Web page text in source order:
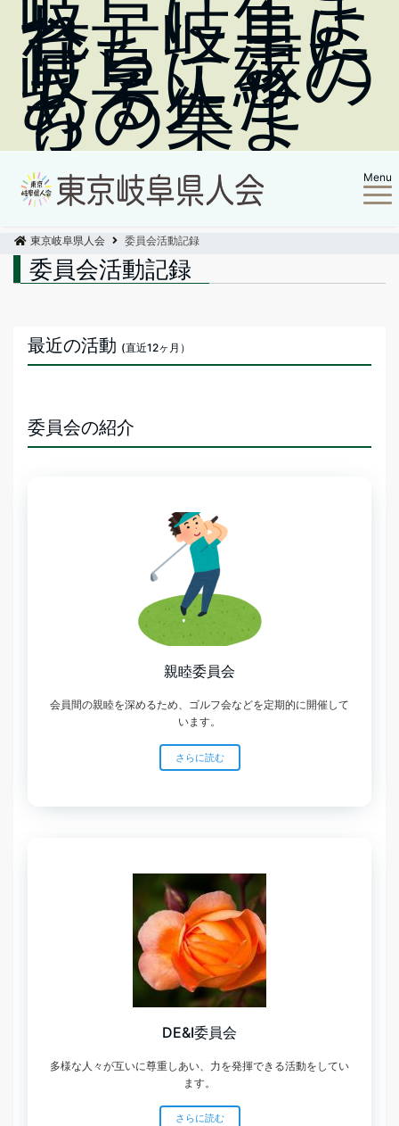
れ、岐阜に
育ち、また
岐阜に縁の
ある人た
ちの集ま
り Menu
東京岐阜県人会 委員会活動記録
委員会活動記録
最近の活動 (直近12ヶ月）
委員会の紹介
親睦委員会
会員間の親睦を深めるため、ゴルフ会などを定期的に開催して
います。
さらに読む
DE&I委員会
多様な人々が互いに尊重しあい、力を発揮できる活動をしてい
ます。
さらに読む